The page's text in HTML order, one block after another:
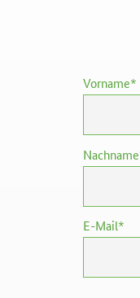
Vorname*
E-Mail*